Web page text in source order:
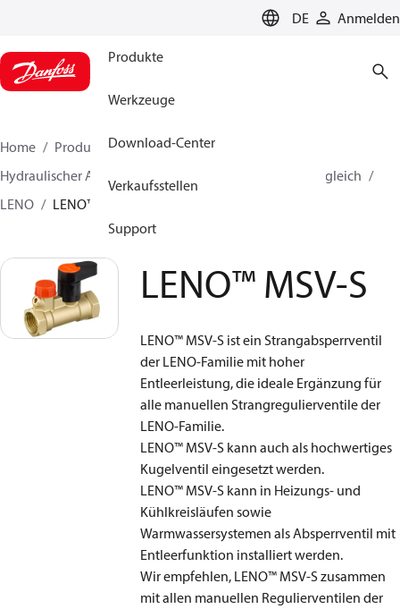
DE Anmelden
Produkte
Werkzeuge
Download-Center
Verkaufsstellen
Support
Home Produkte
Lösung für Wärmetechnik
Hydraulischer Abgleich und Regelung
Manueller Abgleich
LENO
LENO™ MSV-S
LENO™ MSV-S
LENO™ MSV-S ist ein Strangabsperrventil
der LENO-Familie mit hoher
Entleerleistung, die ideale Ergänzung für
alle manuellen Strangregulierventile der
LENO-Familie.
LENO™ MSV-S kann auch als hochwertiges
Kugelventil eingesetzt werden.
LENO™ MSV-S kann in Heizungs- und
Kühlkreisläufen sowie
Warmwassersystemen als Absperrventil mit
Entleerfunktion installiert werden.
Wir empfehlen, LENO™ MSV-S zusammen
mit allen manuellen Regulierventilen der